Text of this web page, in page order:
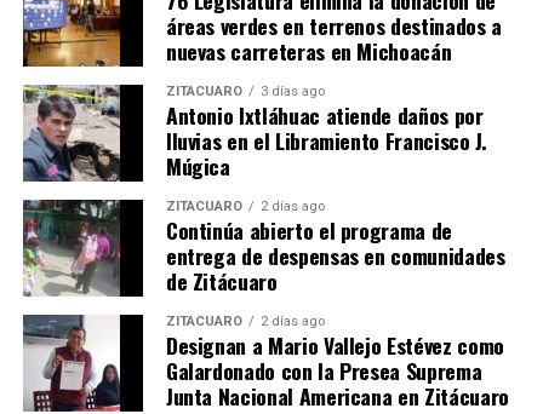
Me gusta esto:
áreas verdes en terrenos destinados a
nuevas carreteras en Michoacán
ZITÁCUARO 3 días ago
Antonio Ixtláhuac atiende daños por
lluvias en el Libramiento Francisco J.
Múgica
ZITÁCUARO 2 días ago
Continúa abierto el programa de
entrega de despensas en comunidades
de Zitácuaro
ZITÁCUARO 2 días ago
Designan a Mario Vallejo Estévez como
Galardonado con la Presea Suprema
Junta Nacional Americana en Zitácuaro